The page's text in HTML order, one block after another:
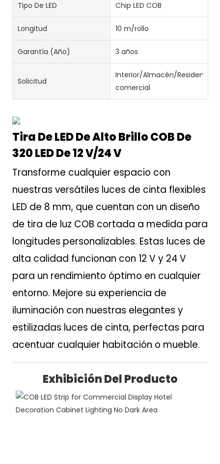
Tipo De LED Chip LED COB
Longitud 10 m/rollo
Garantía (año) 3 años
Solicitud
Interior/Almacén/
comercial
Tira De LED De Alto Brillo COB De
320 LED De 12 V/24 V
Transforme cualquier espacio con
nuestras versátiles luces de cinta flexibles
LED de 8 mm, que cuentan con un diseño
de tira de luz COB cortada a medida para
longitudes personalizables. Estas luces de
alta calidad funcionan con 12 V y 24 V
para un rendimiento óptimo en cualquier
entorno. Mejore su experiencia de
iluminación con nuestras elegantes y
estilizadas luces de cinta, perfectas para
acentuar cualquier habitación o mueble.
Exhibición Del Producto